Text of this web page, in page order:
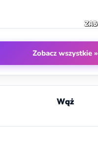
Zobacz wszystkie »
Wąż